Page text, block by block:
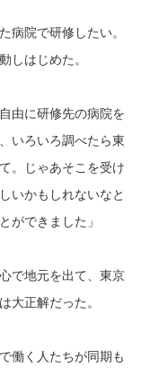
病院で研修したい。
しはじめた。
由に研修先の病院を
いろいろ調べたら東
。じゃあそこを受け
いかもしれないなと
ができました」
で地元を出て、東京
大正解だった。
働く人たちが同期も